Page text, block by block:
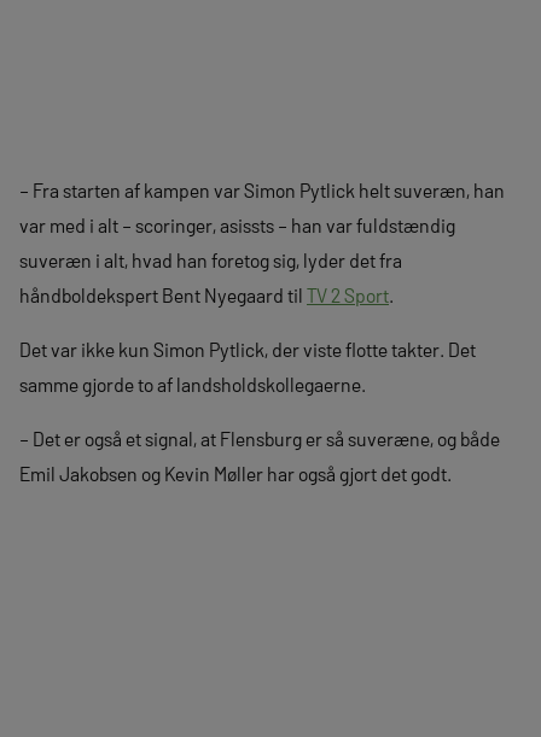
– Fra starten af kampen var Simon Pytlick helt suveræn, han
var med i alt – scoringer, asissts – han var fuldstændig
suveræn i alt, hvad han foretog sig, lyder det fra
håndboldekspert Bent Nyegaard til TV 2 Sport.
Det var ikke kun Simon Pytlick, der viste flotte takter. Det
samme gjorde to af landsholdskollegaerne.
– Det er også et signal, at Flensburg er så suveræne, og både
Emil Jakobsen og Kevin Møller har også gjort det godt.